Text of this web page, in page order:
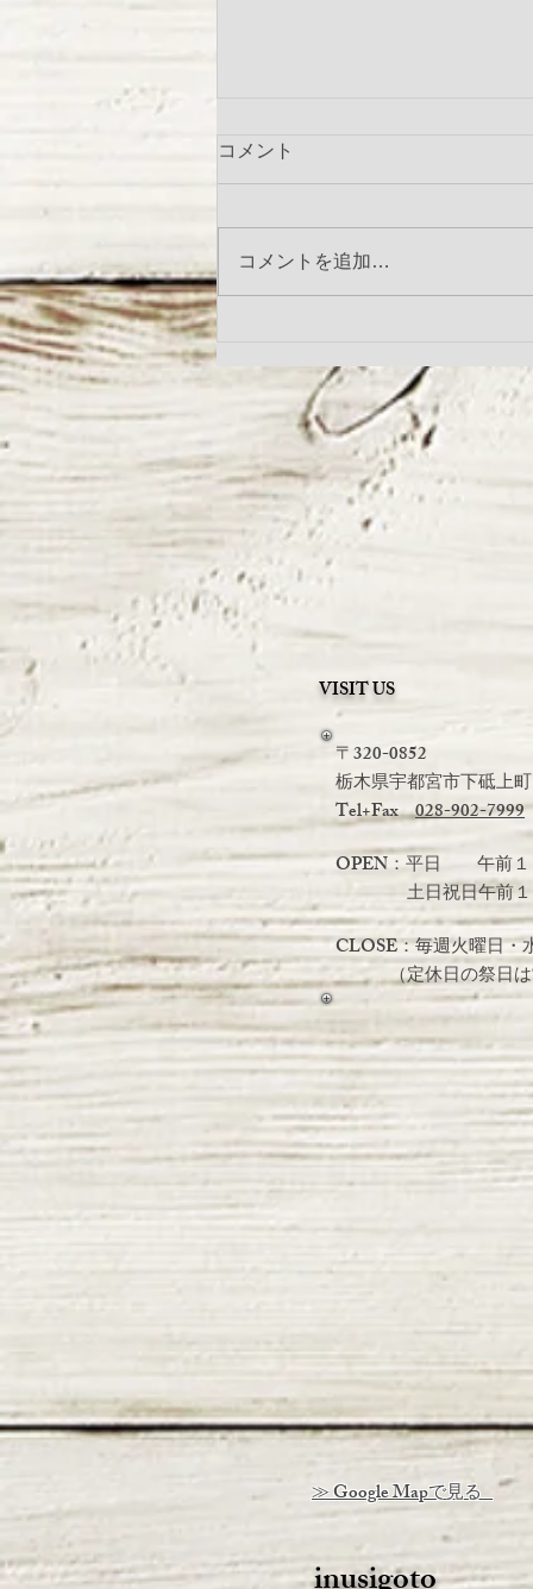
コメント
コメントを追加…
VISIT US
〒320-0852
栃木県宇都宮市下砥上
Tel+Fax028-902-7999
OPEN：平日 午前１
土日祝日午前
CLOSE：毎週火曜日・
（定休日の祭日は
≫ Google Mapで見る